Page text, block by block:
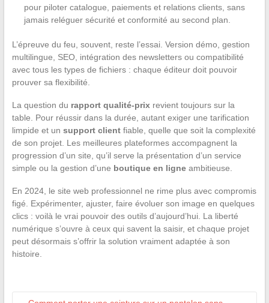
pour piloter catalogue, paiements et relations clients, sans
jamais reléguer sécurité et conformité au second plan.
L’épreuve du feu, souvent, reste l’essai. Version démo, gestion
multilingue, SEO, intégration des newsletters ou compatibilité
avec tous les types de fichiers : chaque éditeur doit pouvoir
prouver sa flexibilité.
La question du rapport qualité-prixrevient toujours sur la
table. Pour réussir dans la durée, autant exiger une tarification
limpide et un support clientfiable, quelle que soit la complexité
de son projet. Les meilleures plateformes accompagnent la
progression d’un site, qu’il serve la présentation d’un service
simple ou la gestion d’une boutique en ligneambitieuse.
En 2024, le site web professionnel ne rime plus avec compromis
figé. Expérimenter, ajuster, faire évoluer son image en quelques
clics : voilà le vrai pouvoir des outils d’aujourd’hui. La liberté
numérique s’ouvre à ceux qui savent la saisir, et chaque projet
peut désormais s’offrir la solution vraiment adaptée à son
histoire.